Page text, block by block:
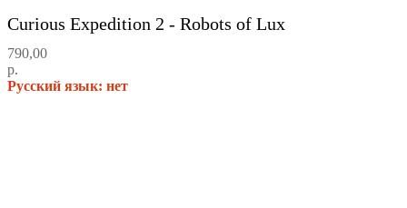
Curious Expedition 2 - Robots of Lux
790,00
р.
Русский язык: нет